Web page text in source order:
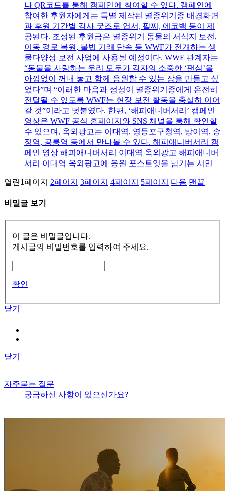
나 QR코드를 통해 캠페인에 참여할 수 있다. 캠페인에
참여한 후원자에게는 특별 제작된 멸종위기종 배경화면
과 후원 기간별 감사 굿즈로 엽서, 팔찌, 에코백 등이 제
공된다. 조성된 후원금은 멸종위기 동물의 서식지 보전,
이동 경로 복원, 불법 거래 단속 등 WWF가 전개하는 생
물다양성 보전 사업에 사용될 예정이다. WWF 관계자는
“동물을 사랑하는 우리 모두가 각자의 소중한 ‘팬심’을
아낌없이 꺼내 놓고 함께 응원할 수 있는 장을 만들고 싶
었다”며 “이러한 마음과 정성이 멸종위기종에게 온전히
전달될 수 있도록 WWF는 현장 보전 활동을 충실히 이어
갈 것”이라고 덧붙였다. 한편, ‘해피애니버서리’ 캠페인
영상은 WWF 공식 홈페이지와 SNS 채널을 통해 확인할
수 있으며, 옥외광고는 이대역, 영등포구청역, 방이역, 송
정역, 공릉역 등에서 만나볼 수 있다. 해피애니버서리 캠
페인 영상 해피애니버서리 이대역 옥외광고 해피애니버
서리 이대역 옥외광고에 응원 포스트잇을 남기는 시민
열린1페이지 2페이지 3페이지 4페이지 5페이지 다음 맨끝
비밀글 보기
이 글은 비밀글입니다.
게시글의 비밀번호를 입력하여 주세요.
확인
닫기
닫기
자주묻는 질문
궁금하신 사항이 있으신가요?